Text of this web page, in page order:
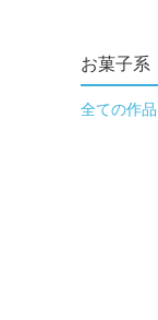
お菓子系
全ての作